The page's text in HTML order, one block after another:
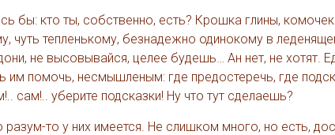
бы: кто ты, собственно, есть? Крошка глины, комочек
чуть тепленькому, безнадежно одинокому в
не высовывайся, целее будешь… Ан нет, не хотят.
им помочь, несмышленым: где предостеречь, где
сам!.. уберите подсказки! Ну что тут сделаешь?
то у них имеется. Не слишком много, но есть,